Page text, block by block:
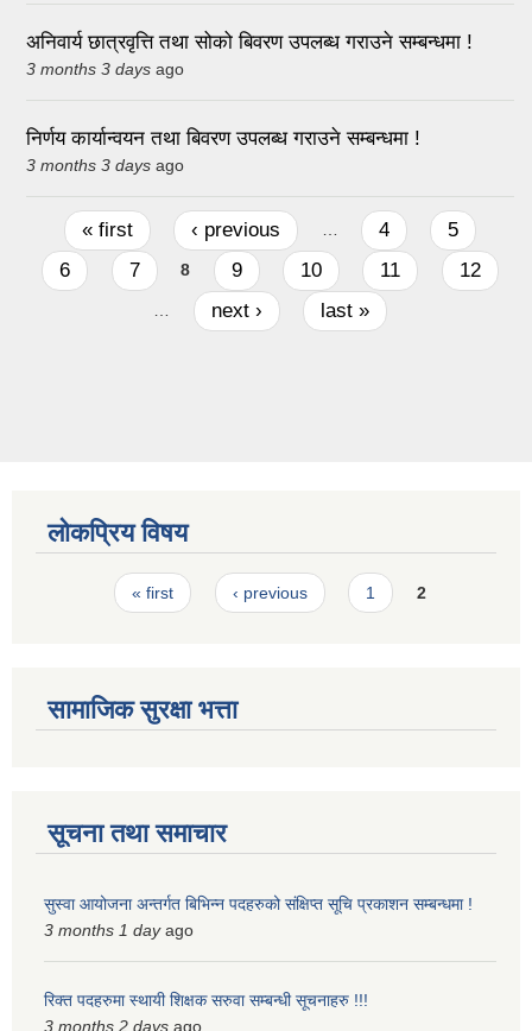
अनिवार्य छात्रवृत्ति तथा सोको बिवरण उपलब्ध गराउने सम्बन्धमा !
3 months 3 days ago
निर्णय कार्यान्वयन तथा बिवरण उपलब्ध गराउने सम्बन्धमा !
3 months 3 days ago
Pages
« first ‹ previous … 4
5
6
7 8 9 10 11 12
… next › last »
लोकप्रिय विषय
Pages« first ‹ previous 1 2
सामाजिक सुरक्षा भत्ता
सूचना तथा समाचार
सुस्वा आयोजना अन्तर्गत बिभिन्न पदहरुको संक्षिप्त सूचि प्रकाशन सम्बन्धमा !
3 months 1 dayago
रिक्त पदहरुमा स्थायी शिक्षक सरुवा सम्बन्धी सूचनाहरु !!!
3 months 2 days ago